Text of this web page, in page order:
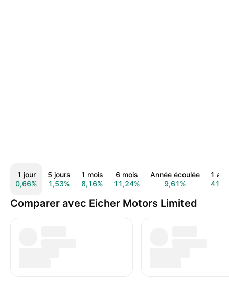
1 jour
0,66%
5 jours
1,53%
1 mois
8,16%
6 mois
11,24%
Année écoulée
9,61%
1
Comparer avec Eicher Motors Limited